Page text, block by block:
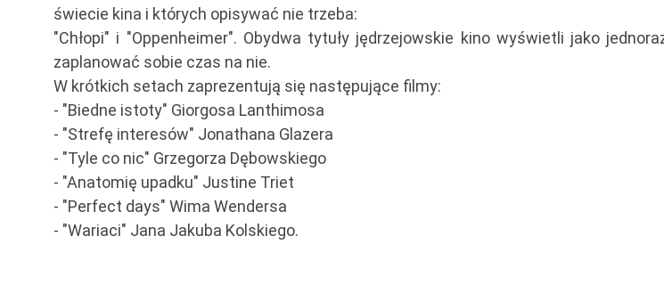
świecie kina i których opisywać nie trzeba:
"Chłopi" i "Oppenheimer". Obydwa tytuły jędrzejowskie kino wyświetli jako
zaplanować sobie czas na nie.
W krótkich setach zaprezentują się następujące filmy:
- "Biedne istoty" Giorgosa Lanthimosa
- "Strefę interesów" Jonathana Glazera
- "Tyle co nic" Grzegorza Dębowskiego
- "Anatomię upadku" Justine Triet
- "Perfect days" Wima Wendersa
- "Wariaci" Jana Jakuba Kolskiego.